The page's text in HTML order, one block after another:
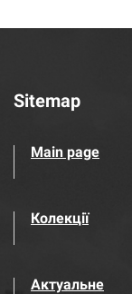
Sitemap
Main page
Колекції
Актуальне